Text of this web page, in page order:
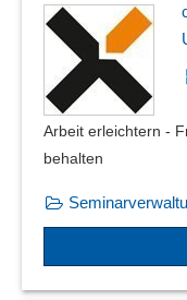
Arbeit erleichtern -
behalten